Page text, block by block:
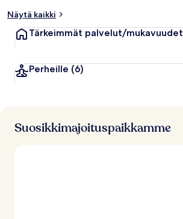
Näytä kaikki
Tärkeimmät palvelut/mukavuudet
Perheille (6)
Suosikkimajoituspaikkamme